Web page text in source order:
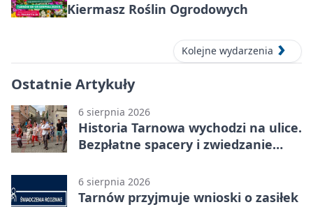
Kiermasz Roślin Ogrodowych
Kolejne wydarzenia
Ostatnie Artykuły
6 sierpnia 2026
Historia Tarnowa wychodzi na ulice.
Bezpłatne spacery i zwiedzanie
6 sierpnia 2026
Tarnów przyjmuje wnioski o zasiłek